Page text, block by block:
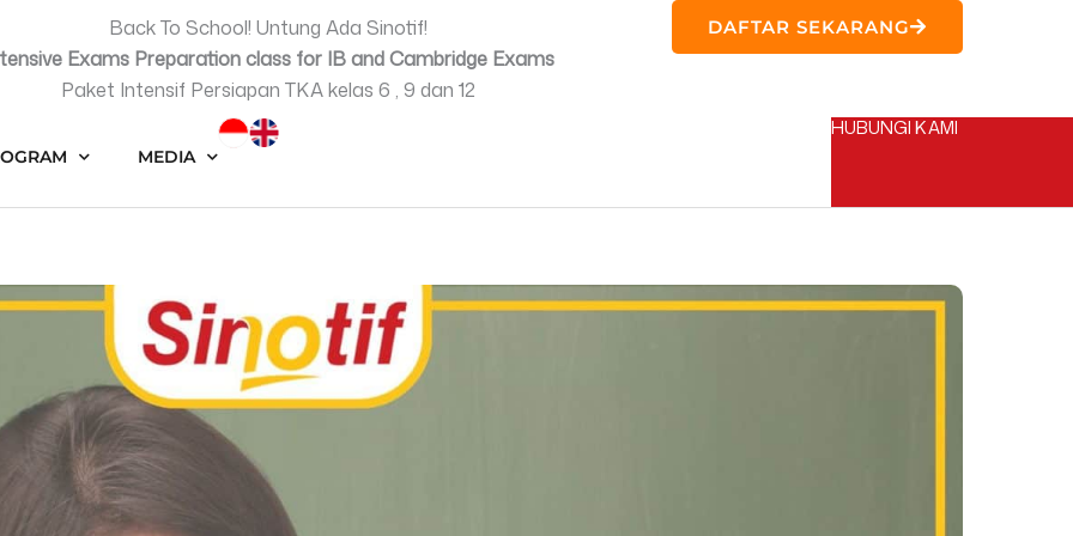
Back To School! Untung Ada Sinotif!
Exams Preparation class for IB and Cambridge Exams
Paket Intensif Persiapan TKA kelas 6 , 9 dan 12
DAFTAR SEKARANG
MEDIA
HUBUNGI KAMI